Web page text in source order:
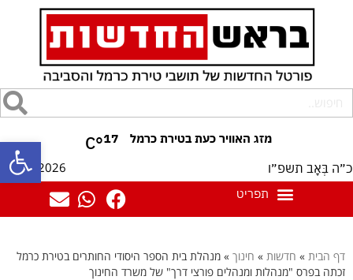
פתח 17
°C
כ״ה בְּאָב תשפ״ו 08/08/2026
דף הבית » חדשות » חינוך » מנהלת בית הספר היסודי החותרים בטירת כרמל
זכתה בפרס "מנהלות ומנהלים פורצי דרך" של משרד החינוך